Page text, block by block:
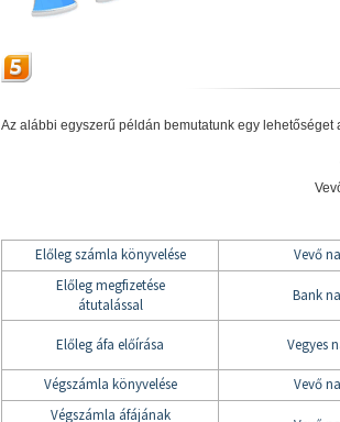
Az alábbi egyszerű példán bemutatunk egy
Előleg számla könyvelése Vevő
Előleg megfizetése
átutalással
Bank
Előleg áfa előírása Vegyes
Végszámla könyvelése Vevő
Végszámla áfájának